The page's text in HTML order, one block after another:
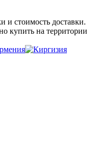
и стоимость доставки.
купить на территории